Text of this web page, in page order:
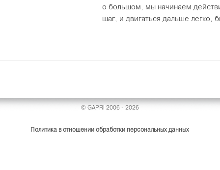
о большом, мы начинаем
шаг, и двигаться дальше легко,
© GAPRI 2006 - 2026
Политика в отношении обработки персональных данных